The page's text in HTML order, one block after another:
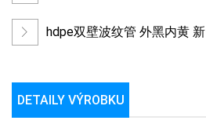
hdpe双壁波纹管 外黑内黄 新
DETAILY VÝROBKU